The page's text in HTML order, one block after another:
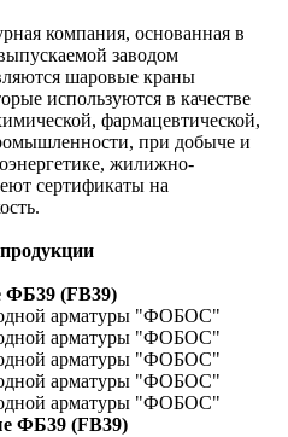
компания, основанная в
заводом
шаровые краны
используются в качестве
фармацевтической,
при добыче и
жилижно-
сертификаты на
(FB39)
ФБ39 (FB39)